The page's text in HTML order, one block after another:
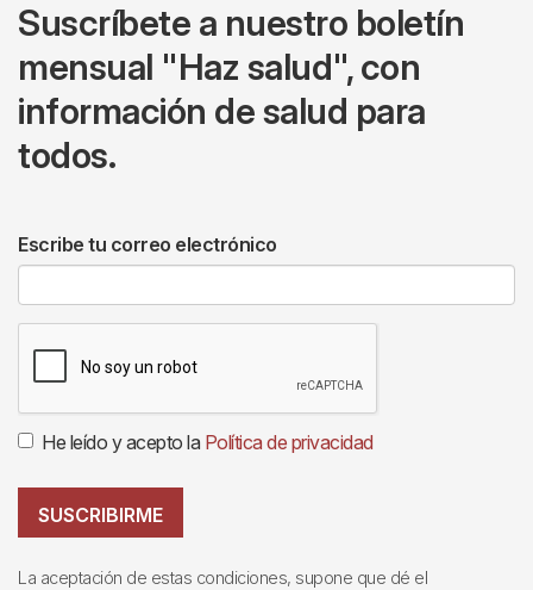
Suscríbete a nuestro boletín
mensual "Haz salud", con
información de salud para
todos.
Escribe tu correo electrónico
He leído y acepto la Política de privacidad
SUSCRIBIRME
La aceptación de estas condiciones, supone que dé el